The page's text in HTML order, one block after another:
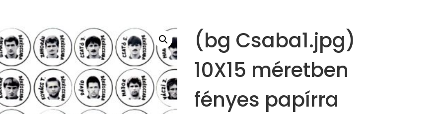
(bg Csaba1.jpg)
10X15 méretben
fényes papírra